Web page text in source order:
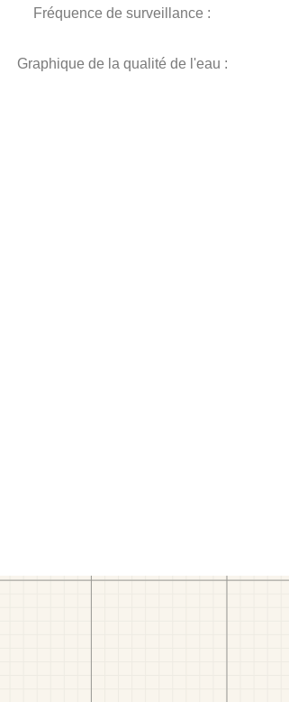
Fréquence de surveillance :
Graphique de la qualité de l'eau :